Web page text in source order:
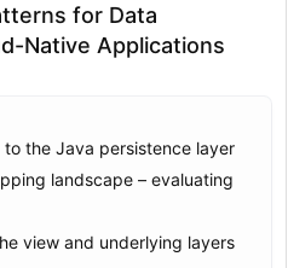
for Data
Native Applications
to the Java persistence layer
landscape – evaluating
view and underlying layers